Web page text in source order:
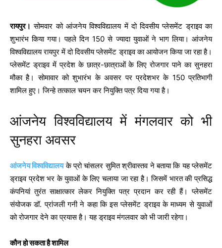
रायपुर। सोमवार को आंजनेय विश्वविद्यालय में दो दिवसीय प्लेसमेंट ड्राइव का
शुभारंभ किया गया। पहले दिन 150 से ज्यादा युवाओं ने भाग लिया। आंजनेय
विश्वविद्यालय रायपुर में दो दिवसीय प्लेसमेंट ड्राइव का आयोजन किया जा रहा है।
प्लेसमेंट ड्राइव में प्रदेश के छात्र-छात्राओं के लिए रोजगार पाने का सुनहरा
मौका है। सोमावार को शुभारंभ के अवसर पर प्रदेशभर के 150 प्रतिभागी
शामिल हुए। जिन्हे तत्काल चयन कर नियुक्ति पत्र दिया गया है।
आंजनेय विश्वविद्यालय में मंगलवार को भी
सुनहरा अवसर
आंजनेय विश्वविद्यालयके प्रो चांसलर सुमित श्रीवास्तव ने बताया कि यह प्लेसमेंट
ड्राइव प्रदेश भर के युवाओं के लिए चलाया जा रहा है। जिसमें भारत की प्रसिद्ध
कंपनियां तुरंत साक्षात्कार लेकर नियुक्ति पत्र प्रदान कर रही हैं। प्लेसमेंट
संयोजक डॉ. प्रांजली गनी ने कहा कि इस प्लेसमेंट ड्राइव के माध्यम से युवाओं
को रोजगार देने का प्रयास है। यह ड्राइव मंगलवार को भी जारी रहेगा।
कौन हो सकता है शामिल